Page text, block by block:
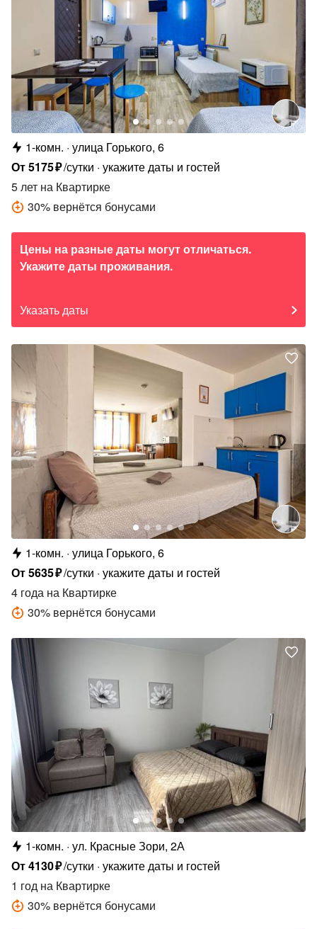
1-комн. улица Горького, 6
От5175₽/сутки укажите даты и гостей
5 лет на Квартирке
30% вернётся бонусами
Цены на разные даты могут отличаться.
Укажите даты проживания.
Указать даты
1-комн. улица Горького, 6
От5635₽/сутки укажите даты и гостей
4 года на Квартирке
30% вернётся бонусами
1-комн. ул. Красные Зори, 2А
От4130₽/сутки укажите даты и гостей
1 год на Квартирке
30% вернётся бонусами